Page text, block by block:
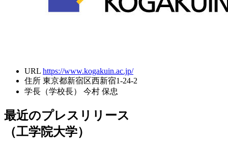
URL https://www.kogakuin.ac.jp/
住所 東京都新宿区西新宿1-24-2
学長（学校長）
今村 保忠
最近のプレスリリース
（工学院大学）